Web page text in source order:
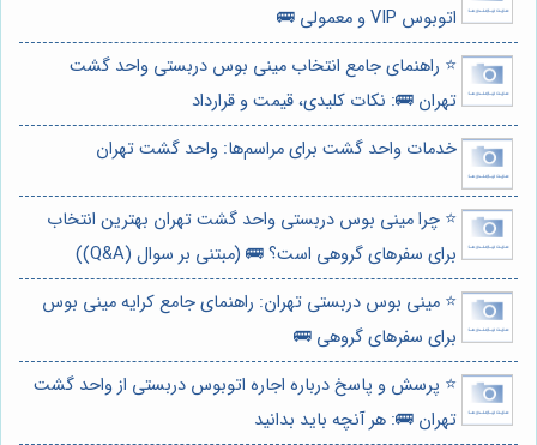
اتوبوس VIP و معمولی 🚌
⭐️ راهنمای جامع انتخاب مینی بوس دربستی واحد گشت
تهران 🚌: نکات کلیدی، قیمت و قرارداد
خدمات واحد گشت برای مراسم‌ها: واحد گشت تهران
⭐️ چرا مینی بوس دربستی واحد گشت تهران بهترین انتخاب
برای سفرهای گروهی است؟ 🚌 (مبتنی بر سوال (Q&A))
⭐️ مینی بوس دربستی تهران: راهنمای جامع کرایه مینی بوس
برای سفرهای گروهی 🚌
⭐️ پرسش و پاسخ درباره اجاره اتوبوس دربستی از واحد گشت
تهران 🚌: هر آنچه باید بدانید